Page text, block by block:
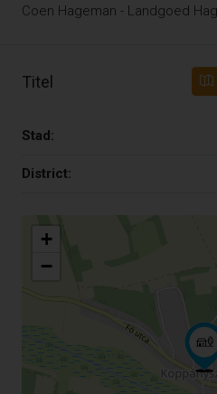
Coen Hageman - Landgoed
Titel
Stad:
District:
+
−